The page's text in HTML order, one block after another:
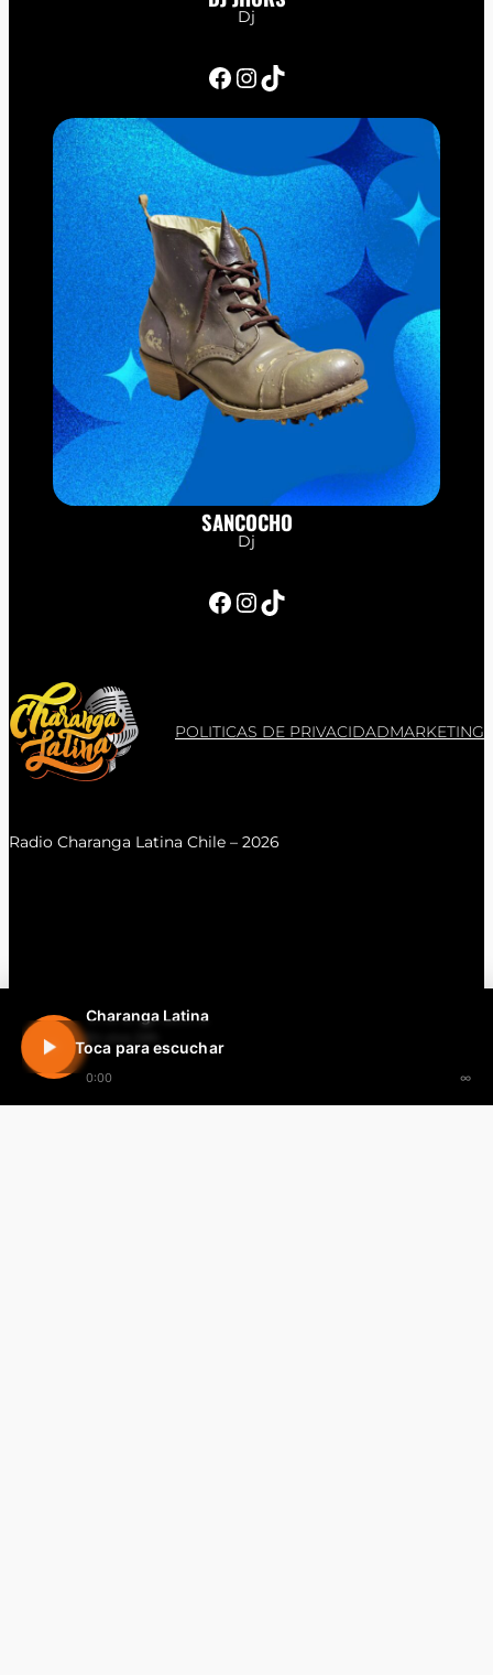
Charanga Latina
En vivo 24h
0:00 ∞
Toca para escuchar
Dj
Facebook InstagramTikTok
SANCOCHO
Dj
Facebook InstagramTikTok
POLITICAS DE PRIVACIDADMARKETING
Radio Charanga Latina Chile – 2026